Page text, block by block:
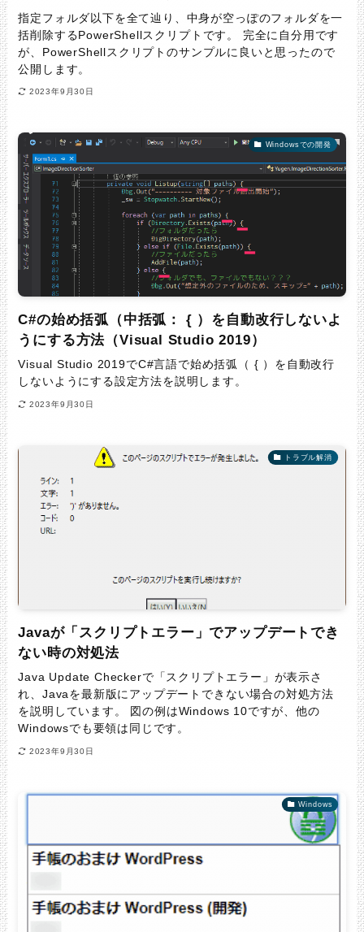
指定フォルダ以下を全て辿り、中身が空っぽのフォルダを一
括削除するPowerShellスクリプトです。 完全に自分用です
が、PowerShellスクリプトのサンプルに良いと思ったので
公開します。
2023年9月30日
Windowsでの開発
C#の始め括弧（中括弧： { ）を自動改行しないよ
うにする方法（Visual Studio 2019）
Visual Studio 2019でC#言語で始め括弧（ { ）を自動改行
しないようにする設定方法を説明します。
2023年9月30日
トラブル解消
Javaが「スクリプトエラー」でアップデートでき
ない時の対処法
Java Update Checkerで「スクリプトエラー」が表示さ
れ、Javaを最新版にアップデートできない場合の対処方法
を説明しています。 図の例はWindows 10ですが、他の
Windowsでも要領は同じです。
2023年9月30日
Windows